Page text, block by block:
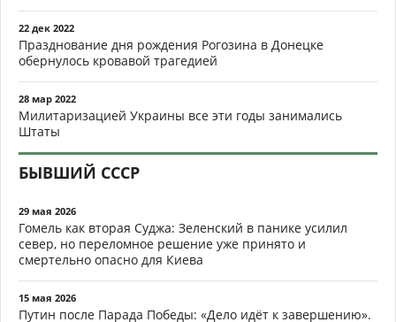
22 дек 2022
Празднование дня рождения Рогозина в Донецке
обернулось кровавой трагедией
28 мар 2022
Милитаризацией Украины все эти годы занимались
Штаты
БЫВШИЙ СССР
29 мая 2026
Гомель как вторая Суджа: Зеленский в панике усилил
север, но переломное решение уже принято и
смертельно опасно для Киева
15 мая 2026
Путин после Парада Победы: «Дело идёт к завершению».